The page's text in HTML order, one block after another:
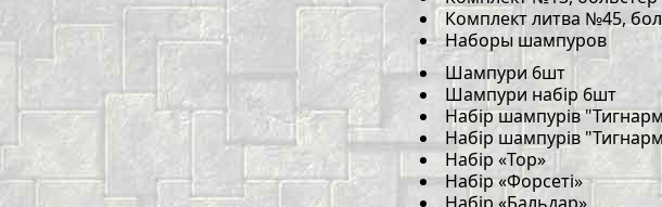
Комплект литва №45,
Наборы шампуров
Шампури 6шт
Шампури набір 6шт
Набір шампурів
Набір шампурів
Набір «Тор»
Набір «Форсеті»